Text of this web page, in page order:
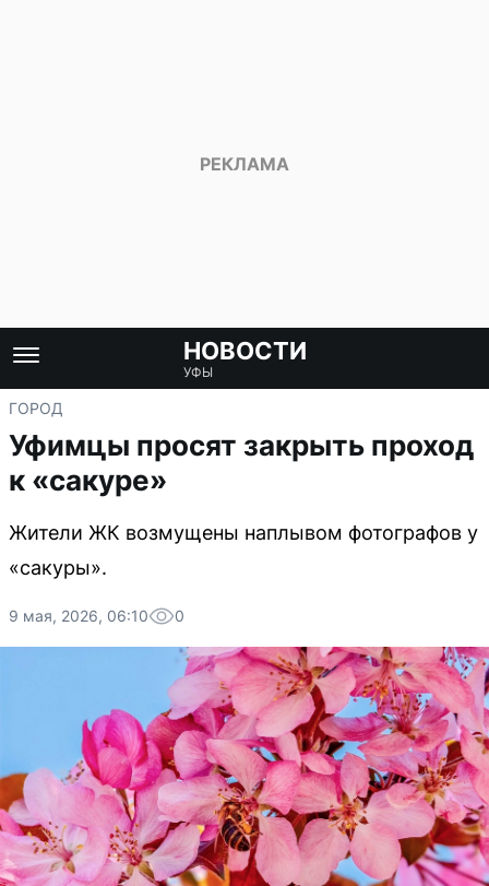
НОВОСТИ
УФЫ
ГОРОД
Уфимцы просят закрыть проход
к «сакуре»
Жители ЖК возмущены наплывом фотографов у
«сакуры».
9 мая, 2026, 06:10 0